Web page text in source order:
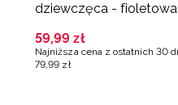
dziewczęca - fioletowa
59,99 zł
Najniższa cena z ostatnich 30
79,99 zł